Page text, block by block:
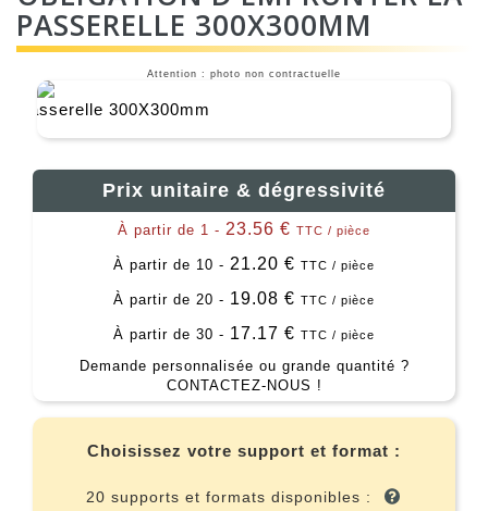
PASSERELLE 300X300MM
Attention : photo non contractuelle
Prix unitaire & dégressivité
À partir de 1 - 23.56 € TTC / pièce
À partir de 10 - 21.20 € TTC / pièce
À partir de 20 - 19.08 € TTC / pièce
À partir de 30 - 17.17 € TTC / pièce
Demande personnalisée ou grande quantité ?
CONTACTEZ-NOUS !
Choisissez votre support et format :
20 supports et formats disponibles :